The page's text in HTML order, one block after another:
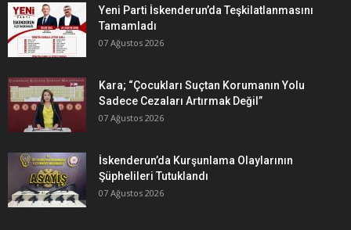
Yeni Parti İskenderun’da Teşkilatlanmasını
Tamamladı
07 Ağustos 2026
Kara; “Çocukları Suçtan Korumanın Yolu
Sadece Cezaları Artırmak Değil”
07 Ağustos 2026
İskenderun’da Kurşunlama Olaylarının
Şüphelileri Tutuklandı
07 Ağustos 2026